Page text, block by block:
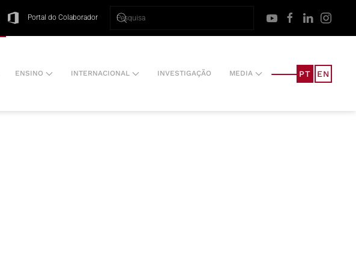
Portal do Colaborador
ENSINO INTERNACIONAL INVESTIGAÇÃO MEDIA PT EN